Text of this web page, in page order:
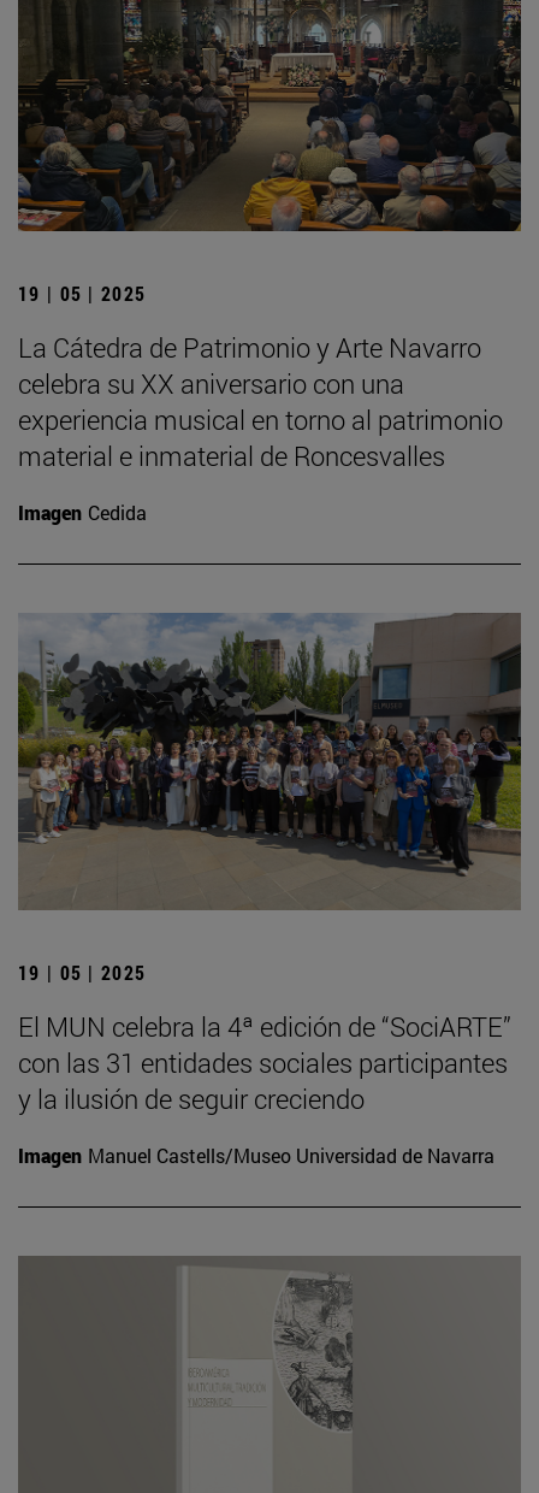
19 | 05 | 2025
La Cátedra de Patrimonio y Arte Navarro
celebra su XX aniversario con una
experiencia musical en torno al patrimonio
material e inmaterial de Roncesvalles
Imagen Cedida
19 | 05 | 2025
El MUN celebra la 4ª edición de “SociARTE”
con las 31 entidades sociales participantes
y la ilusión de seguir creciendo
Imagen Manuel Castells/Museo Universidad de Navarra